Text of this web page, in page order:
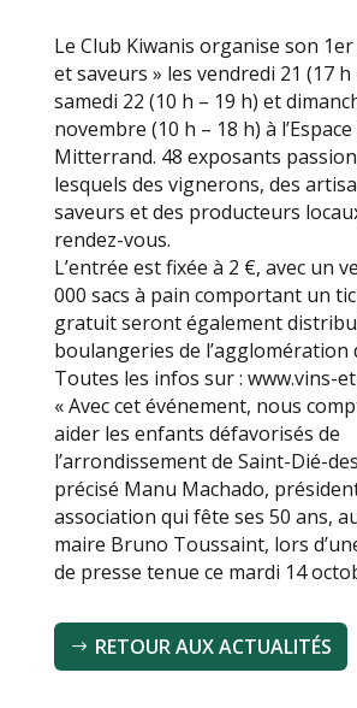
Le Club Kiwanis organise son
et saveurs » les vendredi 21 (17 h
samedi 22 (10 h – 19 h) et
novembre (10 h – 18 h) à
Mitterrand. 48 exposants
lesquels des vignerons, des
saveurs et des producteurs
rendez-vous.
L’entrée est fixée à 2 €, avec un
000 sacs à pain comportant un
gratuit seront également
boulangeries de l’agglomération
Toutes les infos sur : www.vins-
« Avec cet événement, nous
aider les enfants défavorisés de
l’arrondissement de Saint-Dié-
précisé Manu Machado,
association qui fête ses 50 ans,
maire Bruno Toussaint, lors
de presse tenue ce mardi 14
RETOUR AUX ACTUALITÉS